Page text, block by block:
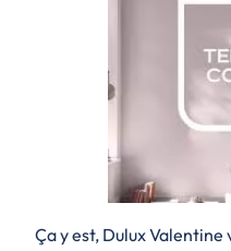
Ça y est, Dulux